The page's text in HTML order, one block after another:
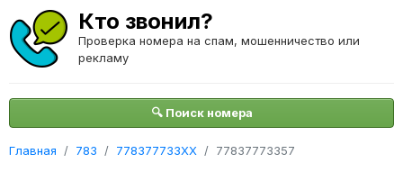
Кто звонил?
Проверка номера на спам, мошенничество или
рекламу
🔍 Поиск номера
Главная 783 778377733XX 77837773357